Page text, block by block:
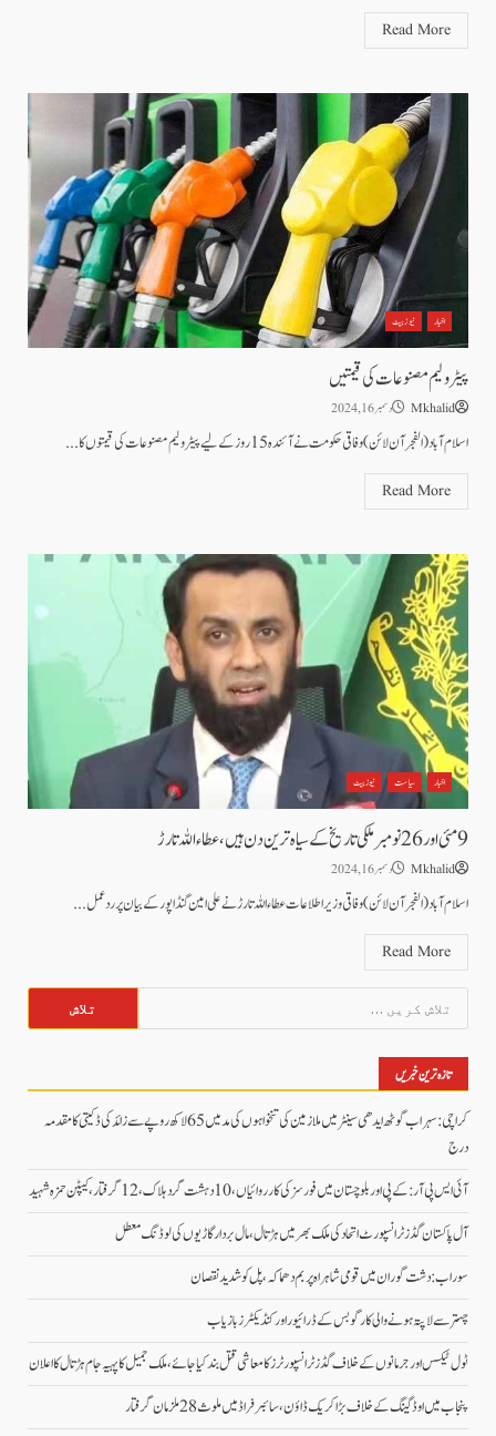
Read More
اخبار نیوز بیٹ
پیٹرولیم مصنوعات کی قیمتیں
Mkhalid دسمبر 16, 2024
اسلام آباد(الفجر آن لائن) وفاقی حکومت نے آئندہ 15 روز کے لیے پیٹرولیم مصنوعات کی قیمتوں کا...
Read More
اخبار سیاست نیوز بیٹ
9 مئی اور 26 نومبر ملکی تاریخ کے سیاہ ترین دن ہیں، عطاء اللہ تارڑ
Mkhalid دسمبر 16, 2024
اسلام آباد(الفجر آن لائن)وفاقی وزیر اطلاعات عطاء اللہ تارڑ نے علی امین گنڈاپور کے بیان پر ردعمل...
Read More
کریں
برائے:
تازہ ترین خبریں
کراچی: سہراب گوٹھ ایدھی سینٹر میں ملازمین کی تنخواہوں کی مد میں 65 لاکھ روپے سے زائد کی ڈکیتی کا مقدمہ
درج
آئی ایس پی آر: کے پی اور بلوچستان میں فورسز کی کارروائیاں، 10 دہشت گرد ہلاک، 12 گرفتار، کیپٹن حمزہ شہید
آل پاکستان گڈز ٹرانسپورٹ اتحاد کی ملک بھر میں ہڑتال،مال بردار گاڑیوں کی لوڈنگ معطل
سوراب: دشت گوران میں قومی شاہراہ پر بم دھماکہ، پل کو شدید نقصان
چہتر سے لاپتہ ہونے والی کارگو بس کے ڈرائیور اور کنڈیکٹرز بازیاب
ٹول ٹیکس اور جرمانوں کے خلاف گڈز ٹرانسپورٹرز کا معاشی قتل بند کیا جائے، ملک جمیل کا پہیہ جام ہڑتال کا اعلان
پنجاب میں اوڈ گینگ کے خلاف بڑا کریک ڈاؤن، سائبر فراڈ میں ملوث 28 ملزمان گرفتار